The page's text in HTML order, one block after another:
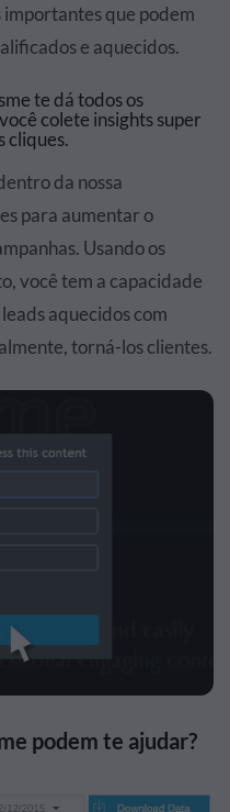
que podem
e aquecidos.
te dá todos os
colete insights super
cliques.
da nossa
para aumentar o
Usando os
você tem a capacidade
aquecidos com
torná-los clientes.
podem te ajudar?